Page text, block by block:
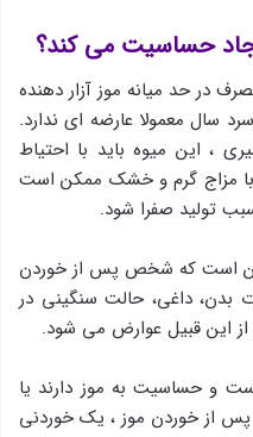
حساسيت می كند؟
در حد ميانه موز آزار دهنده
سال معمولا عارضه ای ندارد.
، این میوه بايد با احتياط
مزاج گرم و خشک ممكن است
تولید صفرا شود.
اين است كه شخص پس از خوردن
بدن، داغی، حالت سنگينی در
اين قبيل عوارض می شود.
و حساسیت به موز دارند يا
پس از خوردن موز ، يک خوردنی